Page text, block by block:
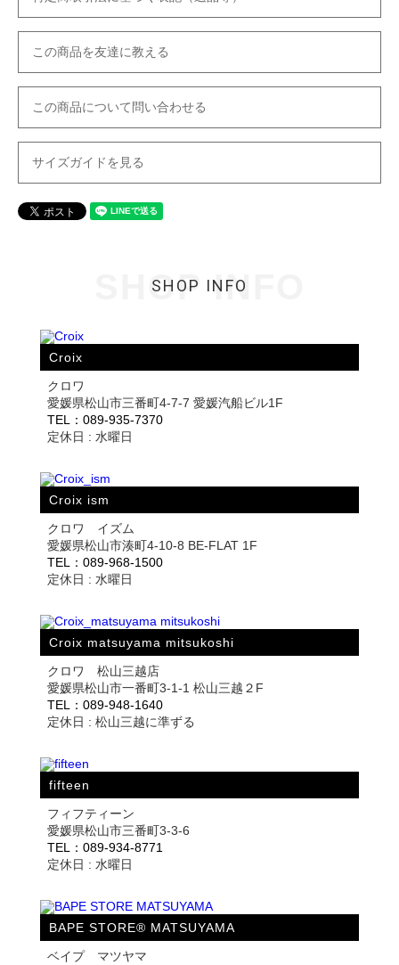
この商品を友達に教える
この商品について問い合わせる
サイズガイドを見る
SHOP INFO
SHOP INFO
Croix
クロワ
愛媛県松山市三番町4-7-7 愛媛汽船ビル1F
TEL：089-935-7370
定休日 : 水曜日
Croix ism
クロワ イズム
愛媛県松山市湊町4-10-8 BE-FLAT 1F
TEL：089-968-1500
定休日 : 水曜日
Croix matsuyama mitsukoshi
クロワ 松山三越店
愛媛県松山市一番町3-1-1 松山三越２F
TEL：089-948-1640
定休日 : 松山三越に準ずる
fifteen
フィフティーン
愛媛県松山市三番町3-3-6
TEL：089-934-8771
定休日 : 水曜日
BAPE STORE® MATSUYAMA
ベイプ マツヤマ